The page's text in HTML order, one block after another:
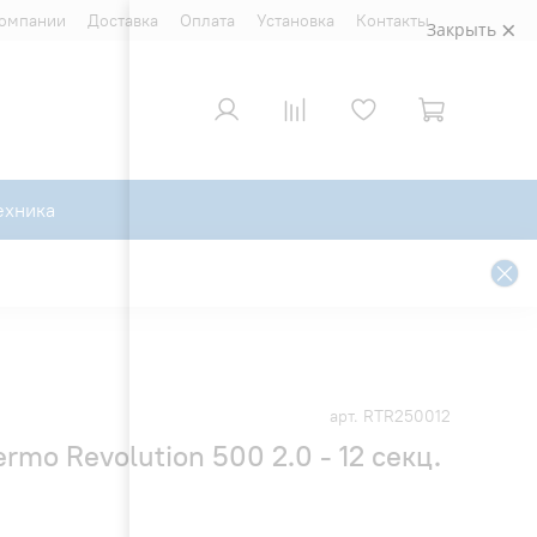
Доставка Оплата Установка Контакты
арт. RTR250012
Revolution 500 2.0 - 12 секц.
Закрыть